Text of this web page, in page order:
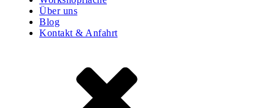
Über uns
Blog
Kontakt & Anfahrt